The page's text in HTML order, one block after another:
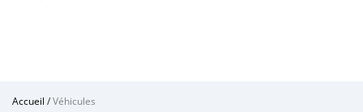
Accueil /Véhicules